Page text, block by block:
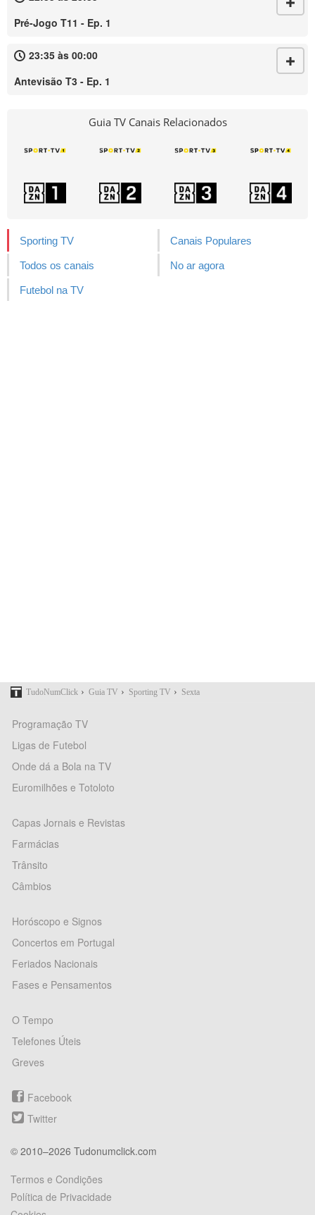
Pré-Jogo T11 - Ep. 1
23:35 às 00:00
Antevisão T3 - Ep. 1
Guia TV Canais Relacionados
Sporting TV Canais Populares
Todos os canais No ar agora
Futebol na TV
TudoNumClick › Guia TV › Sporting TV › Sexta
Programação TV
Ligas de Futebol
Onde dá a Bola na TV
Euromilhões e Totoloto
Capas Jornais e Revistas
Farmácias
Trânsito
Câmbios
Horóscopo e Signos
Concertos em Portugal
Feriados Nacionais
Fases e Pensamentos
O Tempo
Telefones Úteis
Greves
Facebook
Twitter
© 2010–2026 Tudonumclick.com
Termos e Condições
Política de Privacidade